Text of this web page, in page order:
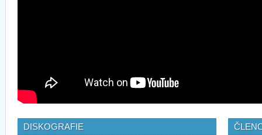
DISKOGRAFIE